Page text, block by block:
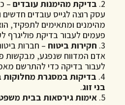
2. בדיקת מהימנות עובדים –
עסק רוצה לגייס עובדים
מהימנים ומתאימים לתפקיד,
פעמים לעבור בדיקת פוליגרף
3. חקירות ביטוח – חברות
אדם המדווח שנפגע, מבקשות
לעבור בדיקה כדי להתרשם
4. בדיקות במסגרת מחלוקות
בני זוג.
5. אימות גירסאות בבית